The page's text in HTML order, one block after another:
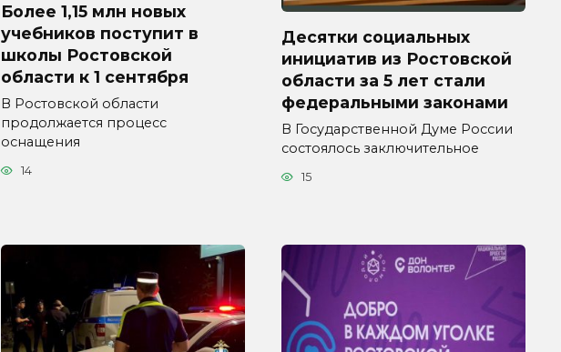
Более 1,15 млн новых
учебников поступит в
школы Ростовской
области к 1 сентября
В Ростовской области
продолжается процесс
оснащения
14
Десятки социальных
инициатив из Ростовской
области за 5 лет стали
федеральными законами
В Государственной Думе России
состоялось заключительное
15